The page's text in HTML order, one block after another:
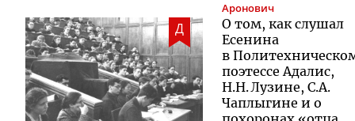
Д
Аронович
О том, как слушал
Есенина
в
поэтессе Адалис,
Н.Н. Лузине, С.А.
Чаплыгине и о